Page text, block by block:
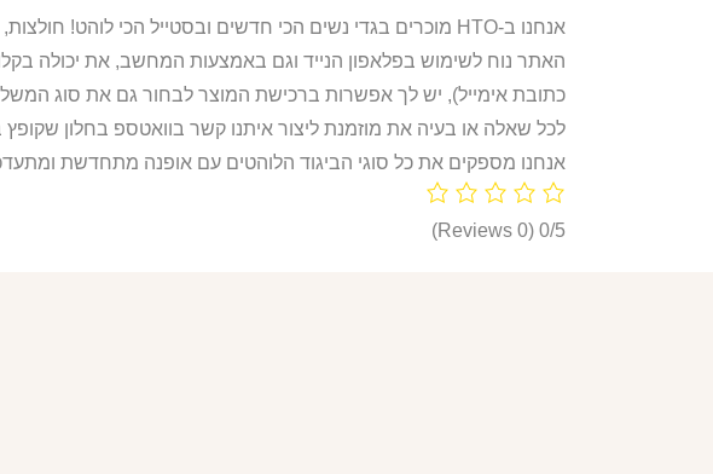
אנחנו ב-HTO מוכרים בגדי נשים הכי חדשים ובסטייל הכי לוהט! חולצות, חליפות ספורט, קפוצ’ונים, בגדי גוף, מחשופים, וכל מה שאישה או נערה צריכות היום!
האתר נוח לשימוש בפלאפון הנייד וגם באמצעות המחשב, את יכולה
כתובת אימייל), יש לך אפשרות ברכישת המוצר לבחור גם את סוג
לכל שאלה או בעיה את מוזמנת ליצור איתנו קשר בוואטספ בחלון
אנחנו מספקים את כל סוגי הביגוד הלוהטים עם אופנה מתחדשת
0/5
(0 Reviews)